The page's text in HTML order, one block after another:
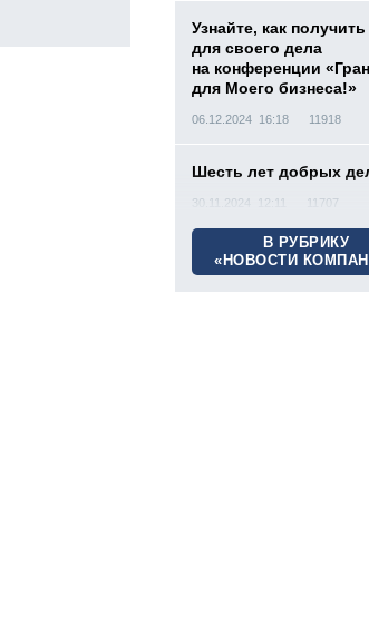
Узнайте, как получить
для своего дела
на конференции
для Моего бизнеса!»
06.12.2024 16:18 11918
Шесть лет добрых
30.11.2024 12:11 11707
В РУБРИКУ
«НОВОСТИ